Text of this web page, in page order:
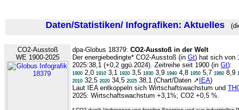
Daten/Statistiken/ Infografiken: Aktuelles
CO2-Ausstoß
WE 1900-2025
dpa-Globus 18379: CO2-Ausstoß in der Welt
Der energiebedingte* CO2-Ausstoß (in Gt) hat sich von
2025:38,1 (+0,2 ggü.2024). Zeitreihe seit 1900 (in Gt):
1900 2,0 1910 3,1 1920 3,5 1930 3,9 1940 4,8 1950 5,7 1960 8,9
2010 32,5 2020 34,5 2025 38,1 (Chart/Daten ↗ IEA)
Laut IEA entkoppeln sich Wirtschaftswachstum und
2025: Wirtschaftswachstum +3,1%; CO2 +0,5 %.